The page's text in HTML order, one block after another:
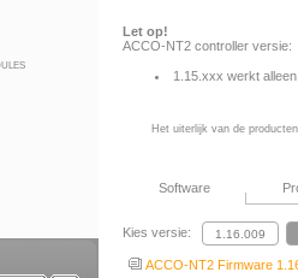
Let op!
ACCO-NT2 controller versie:
1.15.xxx werkt
Het uiterlijk van de
Software
Kies versie:
ACCO-NT2 Firmware